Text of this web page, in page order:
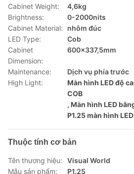
Cabinet Weight:
4,6kg
Brightness:
0-2000nits
Cabinet Material:
nhôm đúc
LED Type:
Cob
Cabinet
Dimension:
600x337,5mm
Maintenance:
Dịch vụ phía trước
High Light:
Màn hình LED độ
COB
, Màn hình LED
P1.25 màn hình
Thuộc tính cơ bản
Tên thương hiệu:
Visual World
Mẫu sản phẩm:
P1.25